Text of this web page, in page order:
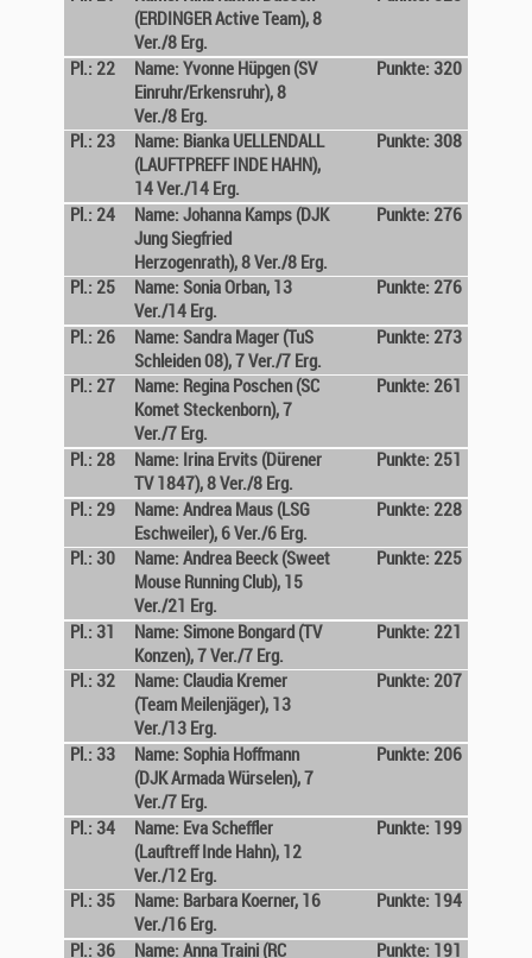
(ERDINGER Active Team), 8
Ver./8 Erg.
Pl.: 22
Name: Yvonne Hüpgen (SV
Einruhr/Erkensruhr), 8
Ver./8 Erg.
Punkte: 320
Pl.: 23
Name: Bianka UELLENDALL
(LAUFTPREFF INDE HAHN),
14 Ver./14 Erg.
Punkte: 308
Pl.: 24
Name: Johanna Kamps (DJK
Jung Siegfried
Herzogenrath), 8 Ver./8 Erg.
Punkte: 276
Pl.: 25
Name: Sonia Orban, 13
Ver./14 Erg.
Punkte: 276
Pl.: 26
Name: Sandra Mager (TuS
Schleiden 08), 7 Ver./7 Erg.
Punkte: 273
Pl.: 27
Name: Regina Poschen (SC
Komet Steckenborn), 7
Ver./7 Erg.
Punkte: 261
Pl.: 28
Name: Irina Ervits (Dürener
TV 1847), 8 Ver./8 Erg.
Punkte: 251
Pl.: 29
Name: Andrea Maus (LSG
Eschweiler), 6 Ver./6 Erg.
Punkte: 228
Pl.: 30
Name: Andrea Beeck (Sweet
Mouse Running Club), 15
Ver./21 Erg.
Punkte: 225
Pl.: 31
Name: Simone Bongard (TV
Konzen), 7 Ver./7 Erg.
Punkte: 221
Pl.: 32
Name: Claudia Kremer
(Team Meilenjäger), 13
Ver./13 Erg.
Punkte: 207
Pl.: 33
Name: Sophia Hoffmann
(DJK Armada Würselen), 7
Ver./7 Erg.
Punkte: 206
Pl.: 34
Name: Eva Scheffler
(Lauftreff Inde Hahn), 12
Ver./12 Erg.
Punkte: 199
Pl.: 35
Name: Barbara Koerner, 16
Ver./16 Erg.
Punkte: 194
Pl.: 36
Name: Anna Traini (RC
Punkte: 191